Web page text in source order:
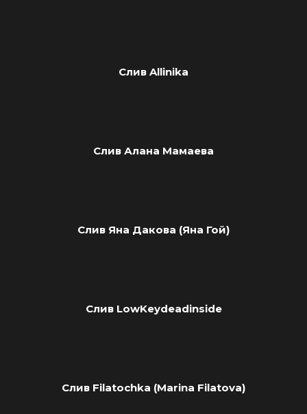
Слив Allinika
Слив Алана Мамаева
Слив Яна Дакова (Яна Гой)
Слив LowKeydeadinside
Слив Filatochka (Marina Filatova)